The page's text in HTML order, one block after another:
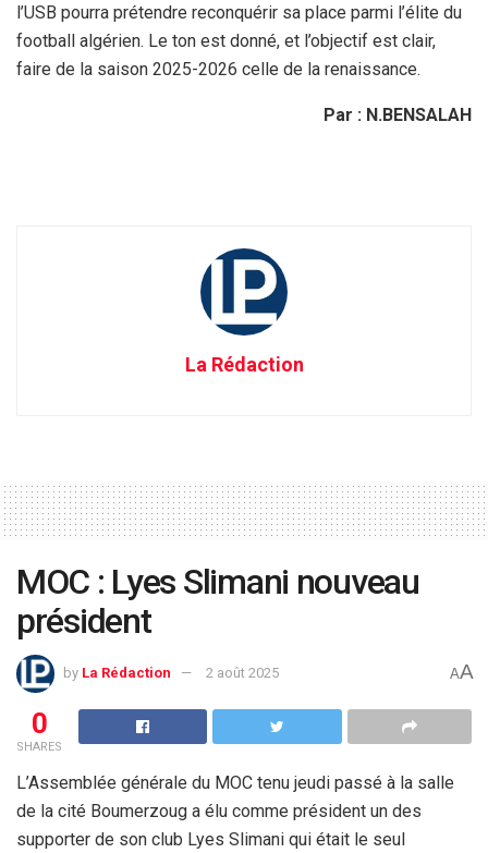
l’USB pourra prétendre reconquérir sa place parmi l’élite du
football algérien. Le ton est donné, et l’objectif est clair,
faire de la saison 2025-2026 celle de la renaissance.
Par : N.BENSALAH
La Rédaction
MOC : Lyes Slimani nouveau
président
by La Rédaction 2 août 2025 AA
0
SHARES
L’Assemblée générale du MOC tenu jeudi passé à la salle
de la cité Boumerzoug a élu comme président un des
supporter de son club Lyes Slimani qui était le seul